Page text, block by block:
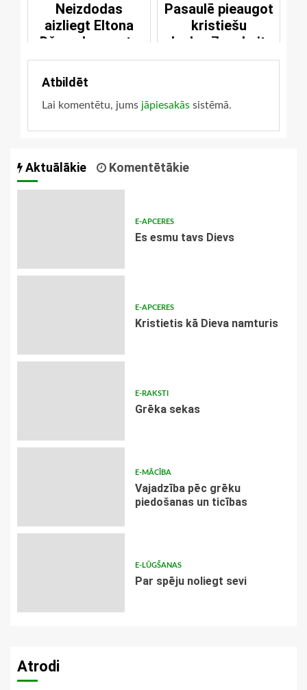
Neizdodas
aizliegt Eltona
Džona koncertu
Pasaulē pieaugot
kristiešu
slepkavību skaits
Atbildēt
Lai komentētu, jums jāpiesakās sistēmā.
Aktuālākie Komentētākie
E-APCERES
Es esmu tavs Dievs
E-APCERES
Kristietis kā Dieva namturis
E-RAKSTI
Grēka sekas
E-MĀCĪBA
Vajadzība pēc grēku
piedošanas un ticības
E-LŪGŠANAS
Par spēju noliegt sevi
Atrodi